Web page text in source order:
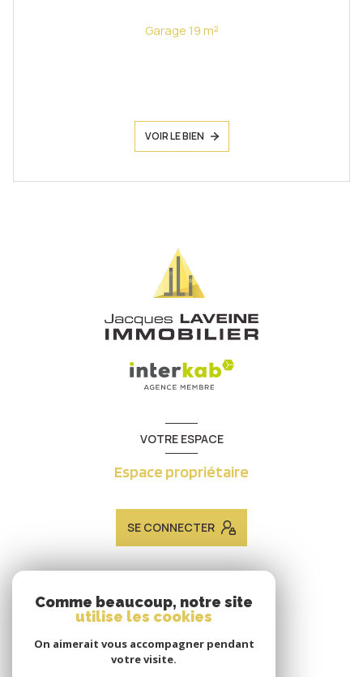
Garage 19 m²
VOIR LE BIEN
VOTRE ESPACE
Espace propriétaire
SE CONNECTER
ADHÉRENTS
Nous adhérons
Comme beaucoup, notre site
utilise les cookies
On aimerait vous accompagner pendant
votre visite.